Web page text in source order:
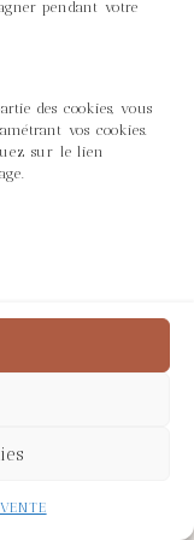
pendant votre
des cookies, vous
vos cookies.
sur le lien
notre
en faveur
nous nous
en
en
rôle actif